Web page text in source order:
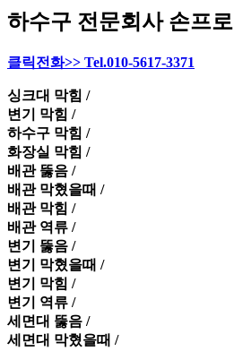
하수구 전문회사 손프로
클릭전화>> Tel.010-5617-3371
싱크대 막힘 /
변기 막힘 /
하수구 막힘 /
화장실 막힘 /
배관 뚫음 /
배관 막혔을때 /
배관 막힘 /
배관 역류 /
변기 뚫음 /
변기 막혔을때 /
변기 막힘 /
변기 역류 /
세면대 뚫음 /
세면대 막혔을때 /